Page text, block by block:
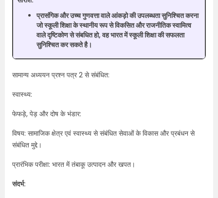
प्रासंगिक और उच्च गुणवत्ता वाले आंकड़ो की उपलब्धता सुनिश्चित करना
जो स्कूली शिक्षा के स्थानीय रूप से विकसित और राजनीतिक स्वामित्व
वाले दृष्टिकोण से संबधित हो, वह भारत में स्कूली शिक्षा की सफलता
सुनिश्चित कर सकते है।
सामान्य अध्ययन प्रश्न पत्र 2 से संबंधित:
स्वास्थ्य:
फेफड़े, पेड़ और दोष के भंडार:
विषय: सामाजिक क्षेत्र एवं स्वास्थ्य से संबंधित सेवाओं के विकास और प्रबंधन से
संबंधित मुद्दे।
प्रारंभिक परीक्षा: भारत में तंबाकू उत्पादन और खपत।
संदर्भ: